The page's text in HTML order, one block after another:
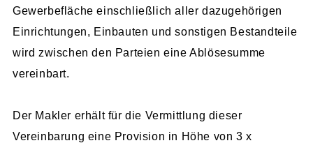
Gewerbefläche einschließlich aller dazugehörigen
Einrichtungen, Einbauten und sonstigen Bestandteile
wird zwischen den Parteien eine Ablösesumme
vereinbart.
Der Makler erhält für die Vermittlung dieser
Vereinbarung eine Provision in Höhe von 3 x